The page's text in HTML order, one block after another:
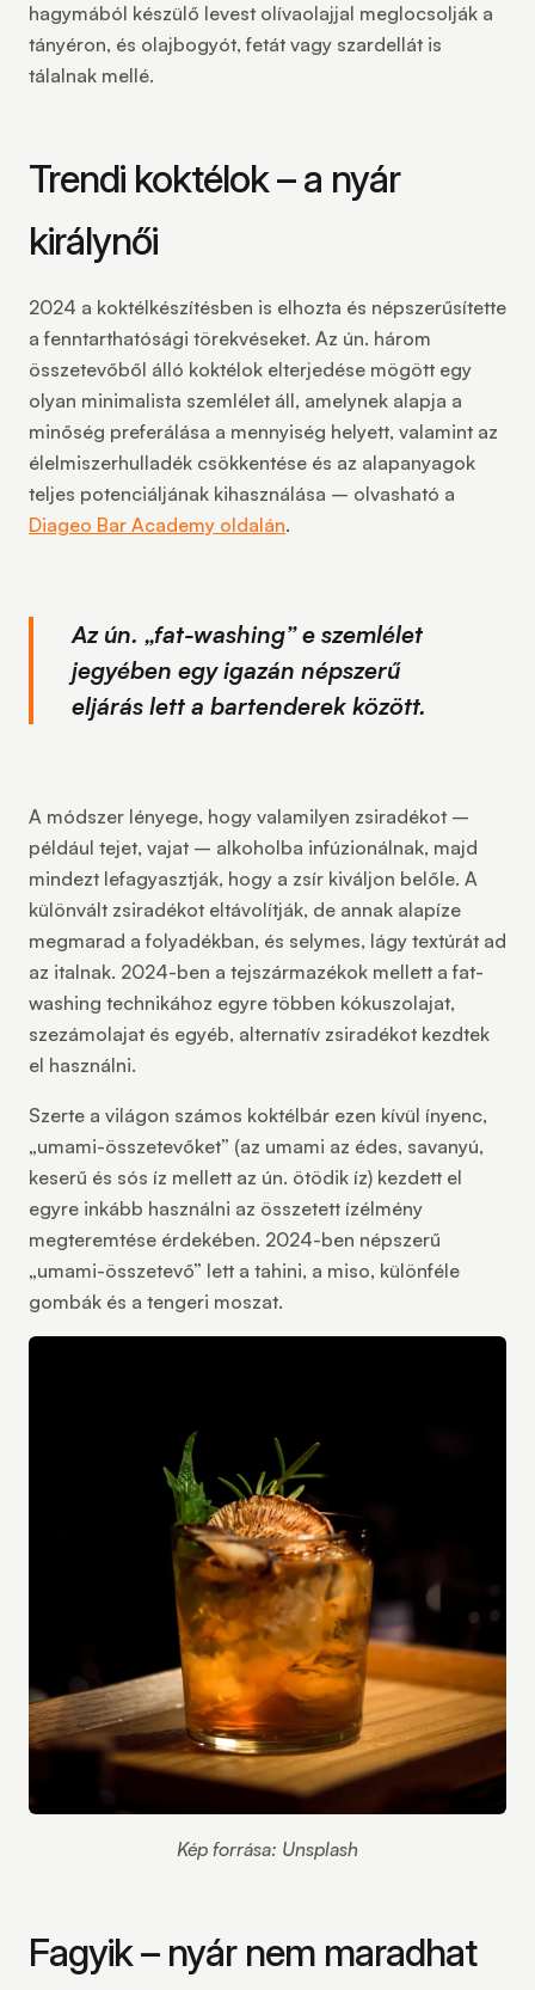
hagymából készülő levest olívaolajjal meglocsolják a
tányéron, és olajbogyót, fetát vagy szardellát is
tálalnak mellé.
Trendi koktélok – a nyár
királynői
2024 a koktélkészítésben is elhozta és népszerűsítette
a fenntarthatósági törekvéseket. Az ún. három
összetevőből álló koktélok elterjedése mögött egy
olyan minimalista szemlélet áll, amelynek alapja a
minőség preferálása a mennyiség helyett, valamint az
élelmiszerhulladék csökkentése és az alapanyagok
teljes potenciáljának kihasználása – olvasható a
Diageo Bar Academy oldalán.
Az ún. „fat-washing” e szemlélet
jegyében egy igazán népszerű
eljárás lett a bartenderek között.
A módszer lényege, hogy valamilyen zsiradékot –
például tejet, vajat – alkoholba infúzionálnak, majd
mindezt lefagyasztják, hogy a zsír kiváljon belőle. A
különvált zsiradékot eltávolítják, de annak alapíze
megmarad a folyadékban, és selymes, lágy textúrát ad
az italnak. 2024-ben a tejszármazékok mellett a fat-
washing technikához egyre többen kókuszolajat,
szezámolajat és egyéb, alternatív zsiradékot kezdtek
el használni.
Szerte a világon számos koktélbár ezen kívül ínyenc,
„umami-összetevőket” (az umami az édes, savanyú,
keserű és sós íz mellett az ún. ötödik íz) kezdett el
egyre inkább használni az összetett ízélmény
megteremtése érdekében. 2024-ben népszerű
„umami-összetevő” lett a tahini, a miso, különféle
gombák és a tengeri moszat.
Kép forrása: Unsplash
Fagyik – nyár nem maradhat